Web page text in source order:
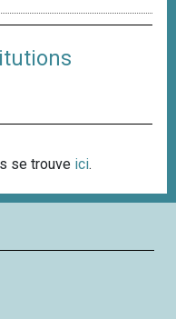
se trouve ici.